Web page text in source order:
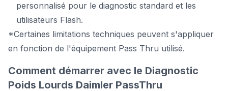
personnalisé pour le diagnostic standard et les
utilisateurs Flash.
*Certaines limitations techniques peuvent s'appliquer
en fonction de l'équipement Pass Thru utilisé.
Comment démarrer avec le Diagnostic
Poids Lourds Daimler PassThru